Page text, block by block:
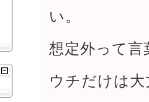
い。
想定外って
ウチだけは